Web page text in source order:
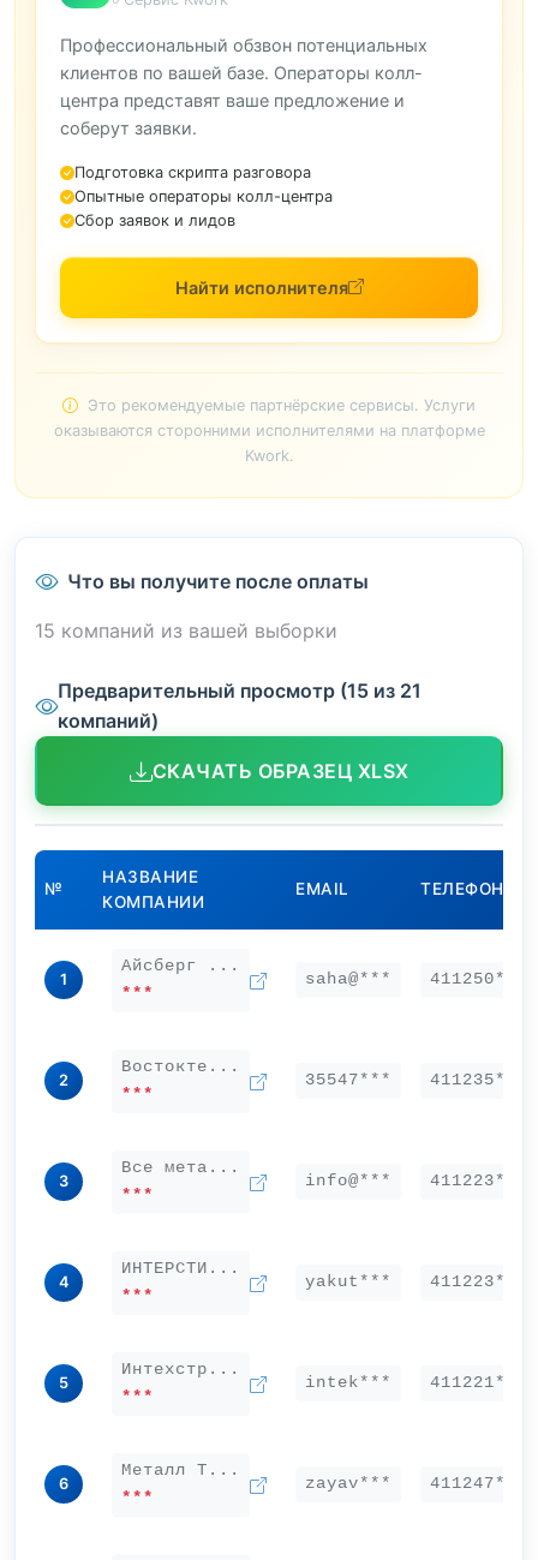
Профессиональный обзвон потенциальных
клиентов по вашей базе. Операторы колл-
центра представят ваше предложение и
соберут заявки.
Подготовка скрипта разговора
Опытные операторы колл-центра
Сбор заявок и лидов
Найти исполнителя
Это рекомендуемые партнёрские сервисы. Услуги
оказываются сторонними исполнителями на платформе
Kwork.
Что вы получите после оплаты
15 компаний из вашей выборки
Предварительный просмотр (15 из 21
компаний)
СКАЧАТЬ ОБРАЗЕЦ XLSX
№
НАЗВАНИЕ
КОМПАНИИ
EMAIL ТЕЛЕФОН
1
Айсберг ...
***
saha@*** 411250***
2
Востокте...
***
35547*** 411235***
3
Все мета...
***
info@*** 411223***
4
ИНТЕРСТИ...
***
yakut*** 411223***
5
Интехстр...
***
intek*** 411221***
6
Металл Т...
***
zayav*** 411247***